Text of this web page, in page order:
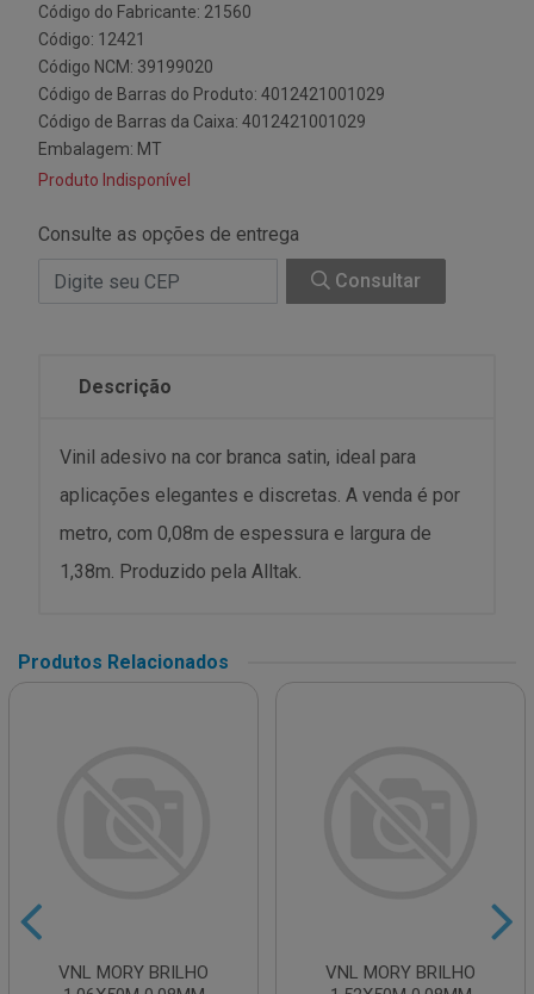
Código do Fabricante: 21560
Código: 12421
Código NCM: 39199020
Código de Barras do Produto: 4012421001029
Código de Barras da Caixa: 4012421001029
Embalagem: MT
Produto Indisponível
Consulte as opções de entrega
Consultar
Descrição
Vinil adesivo na cor branca satin, ideal para
aplicações elegantes e discretas. A venda é por
metro, com 0,08m de espessura e largura de
1,38m. Produzido pela Alltak.
Produtos Relacionados
VNL MORY BRILHO
VNL MORY BRILHO